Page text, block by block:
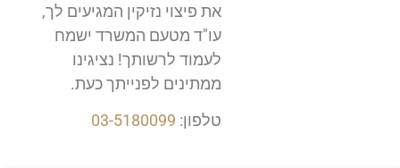
את פיצוי נזיקין המגיעים לך,
עו"ד מטעם המשרד ישמח
לעמוד לרשותך! נציגינו
ממתינים לפנייתך כעת.
טלפון: 03-5180099